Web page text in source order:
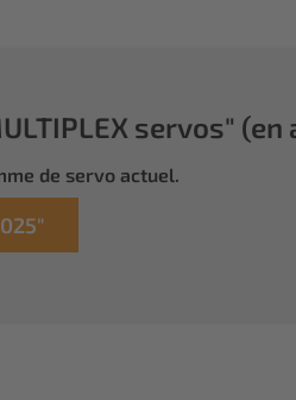
servos" (en
de servo actuel.